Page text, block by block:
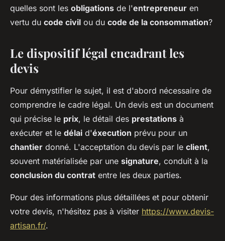
quelles sont les obligations de l'entrepreneur en
vertu du code civil ou du code de la consommation?
Le dispositif légal encadrant les
devis
Pour démystifier le sujet, il est d'abord nécessaire de
comprendre le cadre légal. Un devis est un document
qui précise le prix, le détail des prestations à
exécuter et le délai d'éxecution prévu pour un
chantier donné. L'acceptation du devis par le client,
souvent matérialisée par une signature, conduit à la
conclusion du contrat entre les deux parties.
Pour des informations plus détaillées et pour obtenir
votre devis, n'hésitez pas à visiter https://www.devis-
artisan.fr/.